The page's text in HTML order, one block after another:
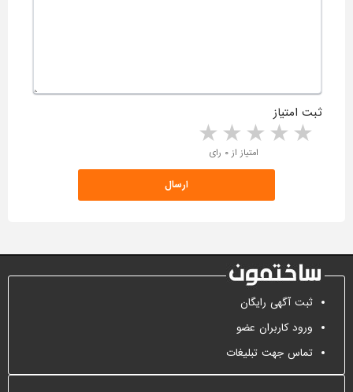
ثبت امتیاز
4 stars 3 stars 2 stars 1 star امتیاز از ۰ رای
ثبت آگهی رایگان
ورود کاربران عضو
تماس جهت تبلیغات